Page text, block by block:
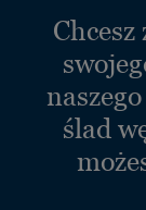
ślad